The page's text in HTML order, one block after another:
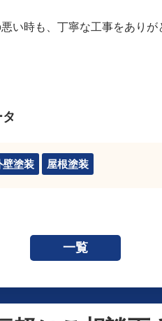
い時も、丁寧な工事をありが
壁塗装 屋根塗装
一覧